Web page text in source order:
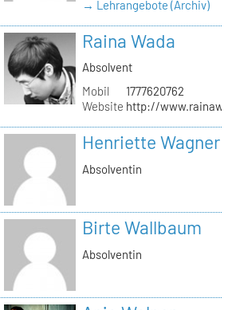
→ Lehrangebote (Archiv)
Raina Wada
Absolvent
Mobil
1777620762
Website http://
Henriette Wagner
Absolventin
Birte Wallbaum
Absolventin